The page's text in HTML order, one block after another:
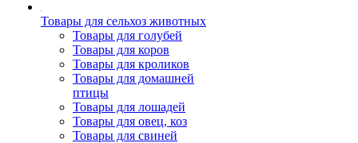
Товары для сельхоз животных
Товары для голубей
Товары для коров
Товары для кроликов
Товары для домашней
птицы
Товары для лошадей
Товары для овец, коз
Товары для свиней